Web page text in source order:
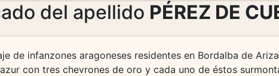
del apellido PÉREZ DE
de infanzones aragoneses residentes en Bordalba de
con tres chevrones de oro y cada uno de éstos